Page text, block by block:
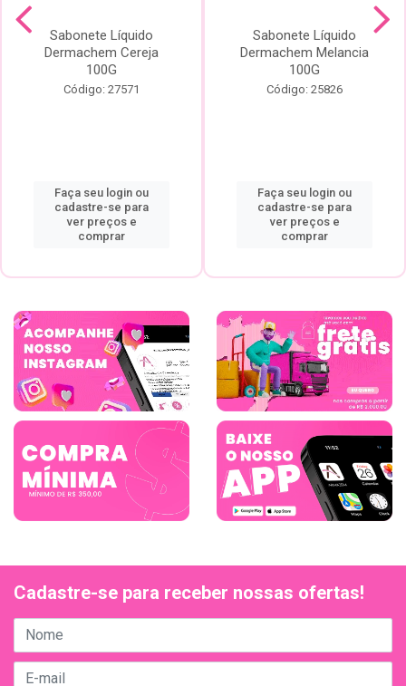
Sabonete Líquido
Dermachem Cereja
100G
Código: 27571
Faça seu login ou
cadastre-se para
ver preços e
comprar
Sabonete Líquido
Dermachem Melancia
100G
Código: 25826
Faça seu login ou
cadastre-se para
ver preços e
comprar
Cadastre-se para receber nossas ofertas!